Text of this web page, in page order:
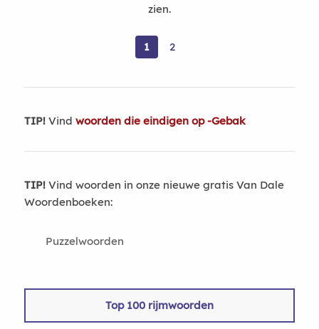
zien.
1 2
TIP!Vind woorden die eindigen op -Gebak
TIP!Vind woorden in onze nieuwe gratis Van Dale
Woordenboeken:
Puzzelwoorden
Top 100 rijmwoorden